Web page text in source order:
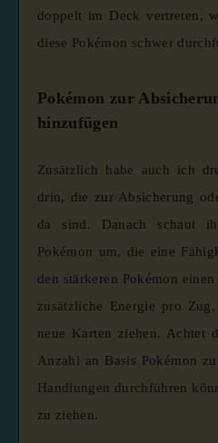
doppelt im Deck vertreten,
diese Pokémon schwer
Pokémon zur
hinzufügen
Zusätzlich habe auch ich
drin, die zur Absicherung
da sind. Danach schaut
Pokémon um, die eine
den stärkeren Pokémon
zusätzliche Energie pro
neue Karten ziehen. Achtet
Anzahl an Basis Pokémon
Handlungen durchführen
zu ziehen.